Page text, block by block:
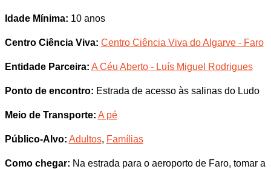
Idade Mínima: 10 anos
Centro Ciência Viva: Centro Ciência Viva do Algarve - Faro
Entidade Parceira: A Céu Aberto - Luís Miguel Rodrigues
Ponto de encontro: Estrada de acesso às salinas do Ludo
Meio de Transporte: A pé
Público-Alvo: Adultos, Famílias
Como chegar: Na estrada para o aeroporto de Faro, tomar a